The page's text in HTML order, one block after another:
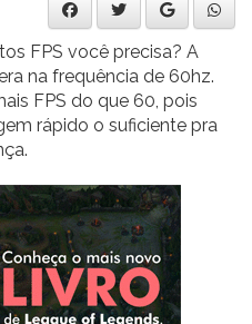
FPS você precisa? A
na frequência de 60hz.
FPS do que 60, pois
rápido o suficiente pra